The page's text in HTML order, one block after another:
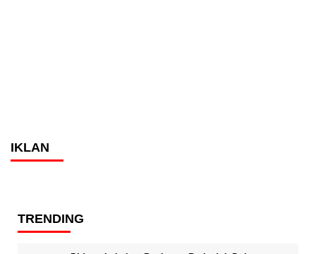
IKLAN
TRENDING